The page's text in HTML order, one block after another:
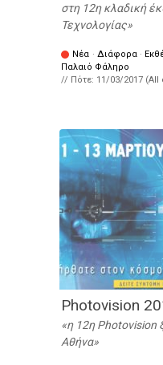
στη 12η κλαδική
Τεχνολογίας
Νέα · Διάφορα ·
Παλαιό Φάληρο
// Πότε: 11/03/2017 (All
Photovision
η 12η Photovision
Αθήνα